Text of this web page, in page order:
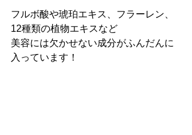
フルボ酸や琥珀エキス、フラーレン、
12種類の植物エキスなど
美容には欠かせない成分がふんだんに
入っています！